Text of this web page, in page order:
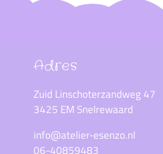
Adres
Zuid Linschoterzandweg 47
3425 EM Snelrewaard
info@atelier-esenzo.nl
06-40859483